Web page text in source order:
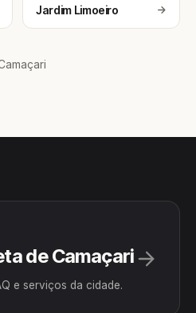
Jardim Limoeiro
de Camaçari
e serviços da cidade.